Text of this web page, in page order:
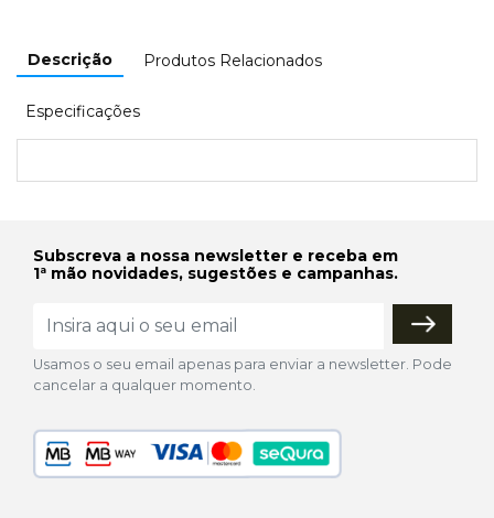
Descrição Produtos Relacionados
Especificações
Subscreva a nossa newsletter e receba em
1ª mão novidades, sugestões e campanhas.
Usamos o seu email apenas para enviar a newsletter. Pode
cancelar a qualquer momento.